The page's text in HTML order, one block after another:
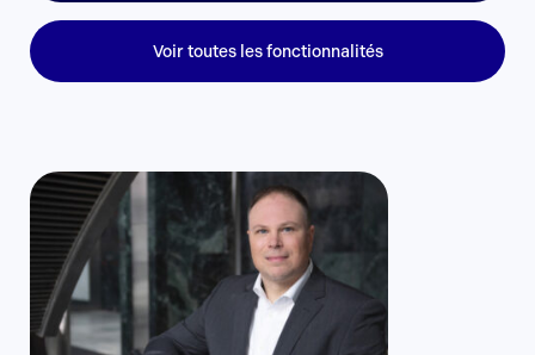
Voir toutes les fonctionnalités